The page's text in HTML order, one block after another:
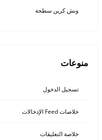
ونش كرين سطحة
منوعات
تسجيل الدخول
خلاصات Feed الإدخالات
خلاصة التعليقات